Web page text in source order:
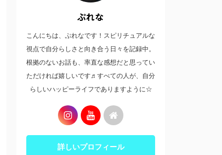
ぷれな
こんにちは、ぷれなです！スピリチュアルな
視点で自分らしさと向き合う日々を記録中。
根拠のないお話も、率直な感想だと思ってい
ただければ嬉しいです♬すべての人が、自分
らしいハッピーライフでありますように☆
詳しいプロフィール